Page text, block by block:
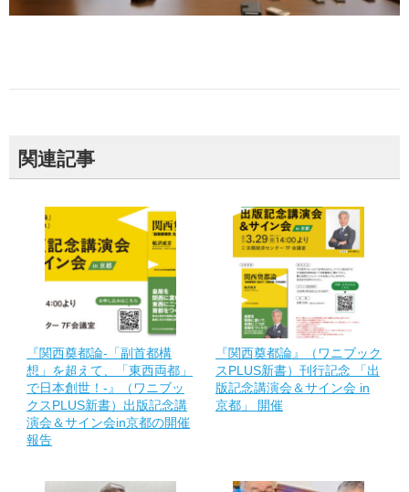
関連記事
『関西奠都論-「副首都構
想」を超えて、「東西両都」
で日本創世！-』（ワニブッ
クスPLUS新書）出版記念講
演会＆サイン会in京都の開催
報告
『関西奠都論』（ワニブック
スPLUS新書）刊行記念 「出
版記念講演会＆サイン会 in
京都」 開催